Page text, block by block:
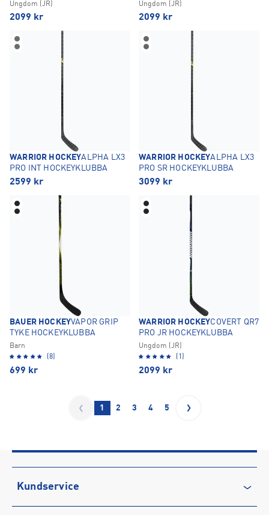
Ungdom (JR)
2099 kr
Ungdom (JR)
2099 kr
WARRIOR HOCKEYALPHA LX3
PRO INT HOCKEYKLUBBA
2599 kr
WARRIOR HOCKEYALPHA LX3
PRO SR HOCKEYKLUBBA
3099 kr
BAUER HOCKEYVAPOR GRIP
TYKE HOCKEYKLUBBA
Barn
(8)
699 kr
WARRIOR HOCKEYCOVERT QR7
PRO JR HOCKEYKLUBBA
Ungdom (JR)
(1)
2099 kr
1 2 3 4 5
Kundservice